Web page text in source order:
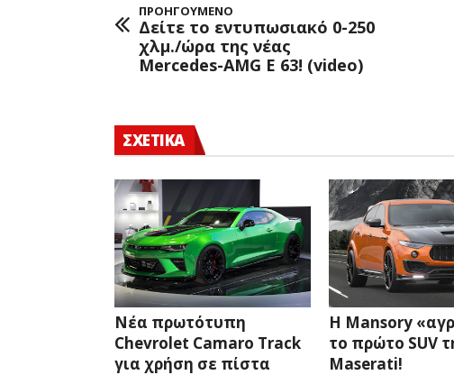
ΠΡΟΗΓΟΥΜΕΝΟ
Δείτε το εντυπωσιακό 0-250
χλμ./ώρα της νέας
Mercedes-AMG E 63! (video)
ΣΧΕΤΙΚΑ
Νέα πρωτότυπη
Chevrolet Camaro Track
για χρήση σε πίστα
Η Mansory
το πρώτο SUV
Maserati!